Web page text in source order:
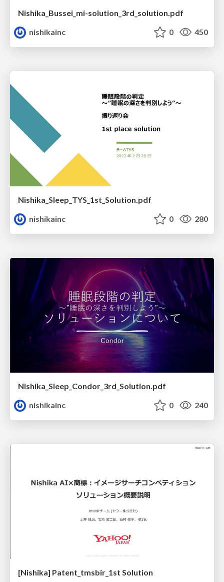
Nishika_Bussei_mi-solution_3rd_solution.pdf
nishikainc
0 450
Nishika_Sleep_TYS_1st_Solution.pdf
nishikainc
0 280
Nishika_Sleep_Condor_3rd_Solution.pdf
nishikainc
0 240
[Nishika] Patent_tmsbir_1st Solution